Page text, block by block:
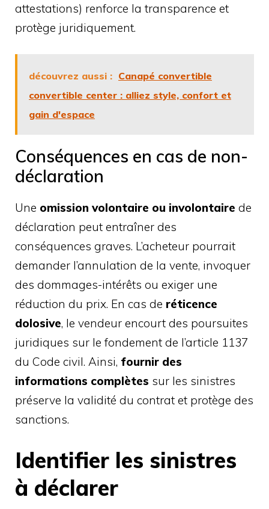
attestations) renforce la transparence et
protège juridiquement.
découvrez aussi : Canapé convertible
convertible center : alliez style, confort et
gain d'espace
Conséquences en cas de non-
déclaration
Une omission volontaire ou involontaire de
déclaration peut entraîner des
conséquences graves. L’acheteur pourrait
demander l’annulation de la vente, invoquer
des dommages-intérêts ou exiger une
réduction du prix. En cas de réticence
dolosive, le vendeur encourt des poursuites
juridiques sur le fondement de l’article 1137
du Code civil. Ainsi, fournir des
informations complètes sur les sinistres
préserve la validité du contrat et protège des
sanctions.
Identifier les sinistres
à déclarer